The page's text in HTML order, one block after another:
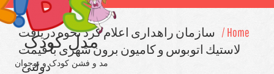
مدل کودک
مد و فشن کودک و نوجوان
سازمان راهداری اعلام كرد نحوه دریافت
لاستیك اتوبوس و كامیون برون شهری با قیمت
دولتی